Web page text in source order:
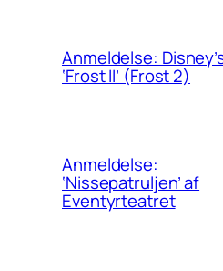
Anmeldelse:
‘Frost II’ (Frost 2)
Anmeldelse:
‘Nissepatruljen’ af
Eventyrteatret